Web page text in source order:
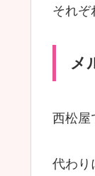
それぞ
メ
西松屋
代わり